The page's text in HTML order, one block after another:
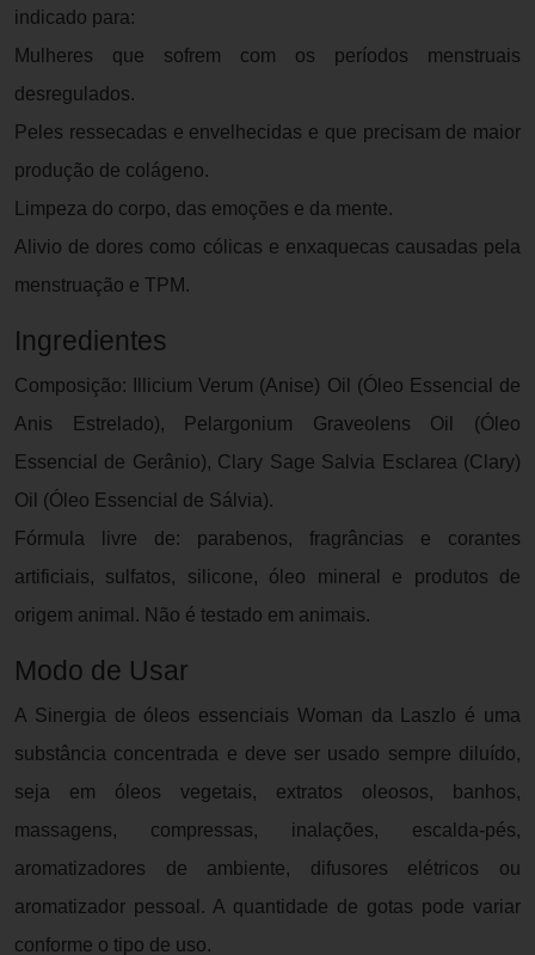
indicado para:
Mulheres que sofrem com os períodos menstruais
desregulados.
Peles ressecadas e envelhecidas e que precisam de maior
produção de colágeno.
Limpeza do corpo, das emoções e da mente.
Alivio de dores como cólicas e enxaquecas causadas pela
menstruação e TPM.
Ingredientes
Composição: Illicium Verum (Anise) Oil (Óleo Essencial de
Anis Estrelado), Pelargonium Graveolens Oil (Óleo
Essencial de Gerânio), Clary Sage Salvia Esclarea (Clary)
Oil (Óleo Essencial de Sálvia).
Fórmula livre de: parabenos, fragrâncias e corantes
artificiais, sulfatos, silicone, óleo mineral e produtos de
origem animal. Não é testado em animais.
Modo de Usar
A Sinergia de óleos essenciais Woman da Laszlo é uma
substância concentrada e deve ser usado sempre diluído,
seja em óleos vegetais, extratos oleosos, banhos,
massagens, compressas, inalações, escalda-pés,
aromatizadores de ambiente, difusores elétricos ou
aromatizador pessoal. A quantidade de gotas pode variar
conforme o tipo de uso.